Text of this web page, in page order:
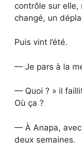
contrôle sur elle,
changé, un
Puis vint l’été.
— Je pars à la
— Quoi ? » il
Où ça ?
— À Anapa,
deux semaines.